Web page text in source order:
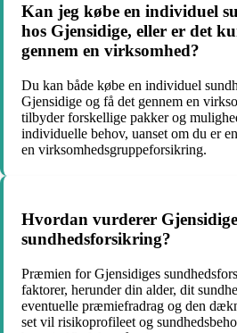
Kan jeg købe en individuel
hos Gjensidige, eller er det
gennem en virksomhed?
Du kan både købe en individuel
Gjensidige og få det gennem en
tilbyder forskellige pakker og
individuelle behov, uanset om du er
en virksomhedsgruppeforsikring.
Hvordan vurderer
sundhedsforsikring?
Præmien for Gjensidiges
faktorer, herunder din alder, dit
eventuelle præmiefradrag og den
set vil risikoprofileet og